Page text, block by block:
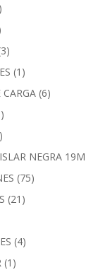
(1)
(6)
NEGRA
(75)
(21)
(4)
(1)